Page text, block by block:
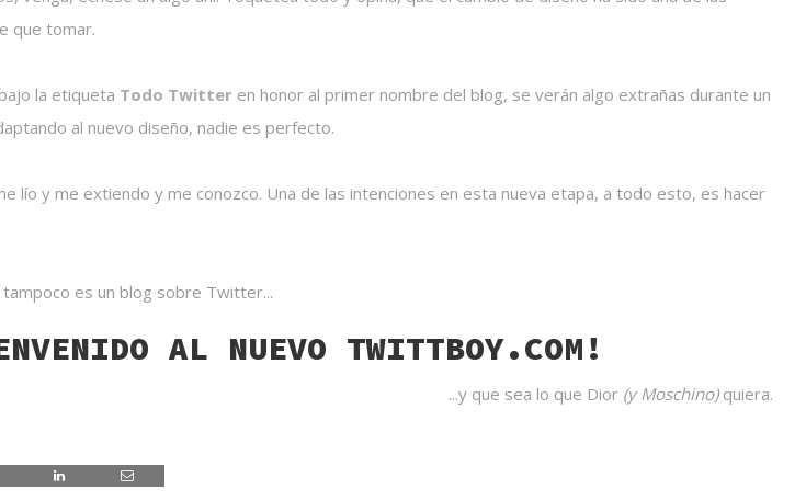
que tomar.
la etiqueta Todo Twitter en honor al primer nombre del blog, se verán algo extrañas durante un
al nuevo diseño, nadie es perfecto.
lío y me extiendo y me conozco. Una de las intenciones en esta nueva etapa, a todo esto, es hacer
es un blog sobre Twitter...
AL NUEVO TWITTBOY.COM!
...y que sea lo que Dior (y Moschino)quiera.